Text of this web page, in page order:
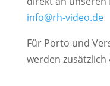
info@rh-video.de
Für Porto und
werden zusätzlich